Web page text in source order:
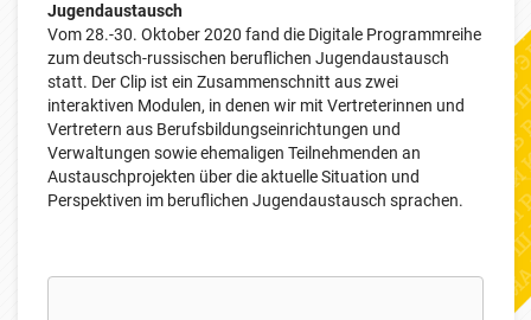
Jugendaustausch
Vom 28.-30. Oktober 2020 fand die Digitale Programmreihe
zum deutsch-russischen beruflichen Jugendaustausch
statt. Der Clip ist ein Zusammenschnitt aus zwei
interaktiven Modulen, in denen wir mit Vertreterinnen und
Vertretern aus Berufsbildungseinrichtungen und
Verwaltungen sowie ehemaligen Teilnehmenden an
Austauschprojekten über die aktuelle Situation und
Perspektiven im beruflichen Jugendaustausch sprachen.